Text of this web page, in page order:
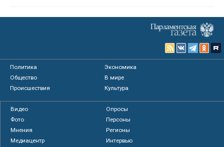
Политика
Экономика
Общество
В мире
Происшествия
Культура
Видео
Опросы
Фото
Персоны
Мнения
Регионы
Медиацентр
Интервью